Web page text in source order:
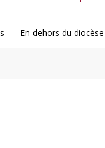
En-dehors du diocèse